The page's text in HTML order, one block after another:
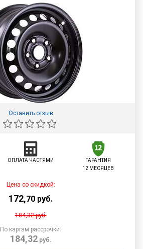
Оставить отзыв
ОПЛАТА ЧАСТЯМИ
ГАРАНТИЯ
12 МЕСЯЦЕВ
Цена со скидкой:
172,70 руб.
184,32руб.
По картам рассрочки:
184,32руб.